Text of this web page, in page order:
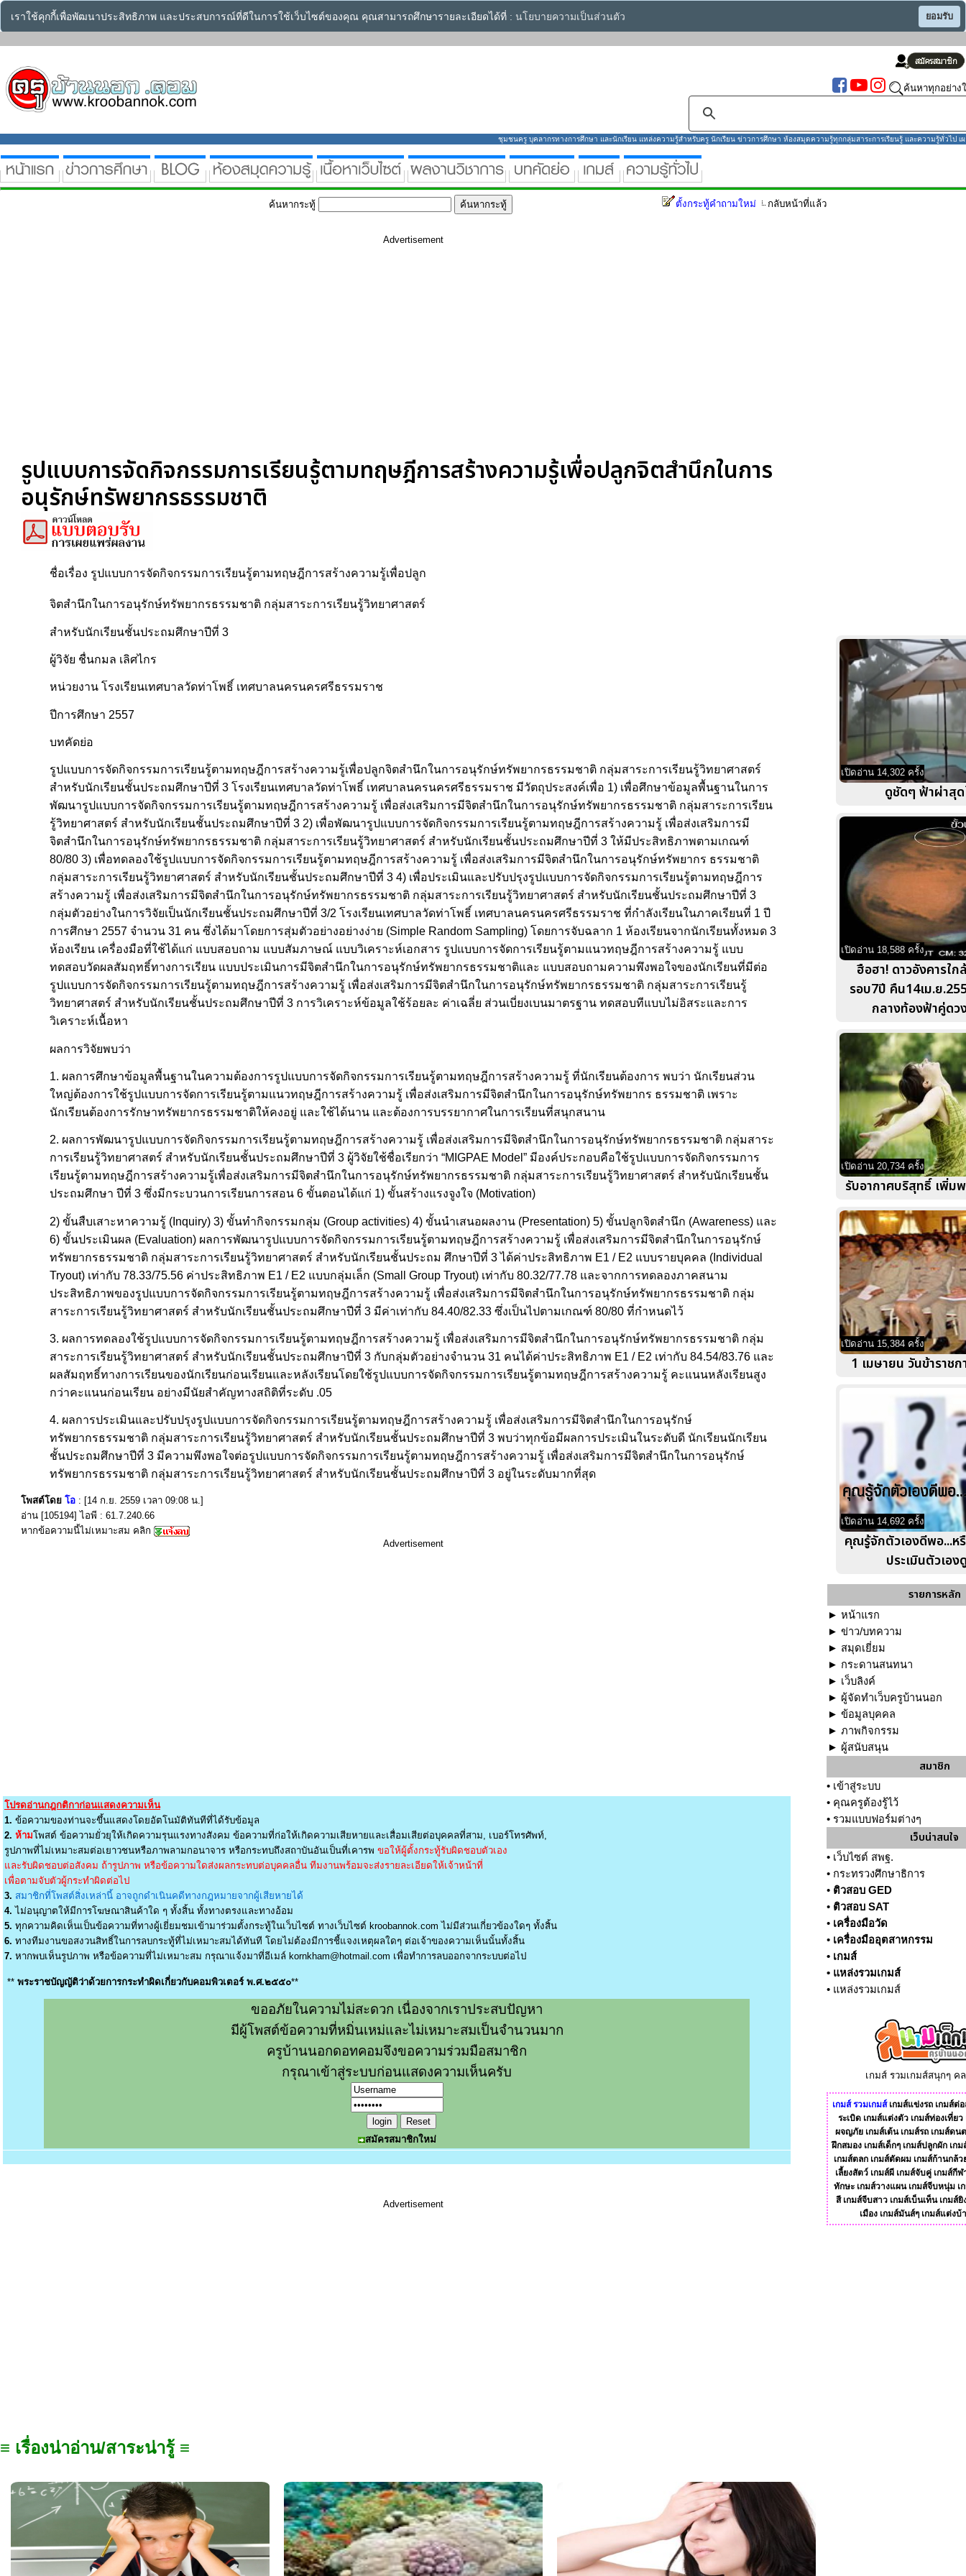
เราใช้คุกกี้เพื่อพัฒนาประสิทธิภาพ และประสบการณ์ที่ดีในการใช้เว็บไซต์ของคุณ คุณสามารถศึกษารายละเอียดได้ที่ : นโยบายความเป็นส่วนตัว ยอมรับ
ค้นหาทุกอย่าง
ชุมชนครู บุคลากรทางการศึกษา และนักเรียน แหล่งความรู้สำหรับครู นักเรียน ข่าวการศึกษา ห้องสมุดความรู้ทุกกลุ่มสาระการเรียนรู้ และความรู้ทั่วไป เ
ค้นหากระทู้ ตั้งกระทู้คำถามใหม่ กลับหน้าที่แล้ว
Advertisement
รูปแบบการจัดกิจกรรมการเรียนรู้ตามทฤษฎีการสร้างความรู้เพื่อปลูกจิตสำนึกในการ
อนุรักษ์ทรัพยากรธรรมชาติ
ชื่อเรื่อง รูปแบบการจัดกิจกรรมการเรียนรู้ตามทฤษฎีการสร้างความรู้เพื่อปลูก
จิตสำนึกในการอนุรักษ์ทรัพยากรธรรมชาติ กลุ่มสาระการเรียนรู้วิทยาศาสตร์
สำหรับนักเรียนชั้นประถมศึกษาปีที่ 3
ผู้วิจัย ชื่นกมล เลิศไกร
หน่วยงาน โรงเรียนเทศบาลวัดท่าโพธิ์ เทศบาลนครนครศรีธรรมราช
ปีการศึกษา 2557
บทคัดย่อ
รูปแบบการจัดกิจกรรมการเรียนรู้ตามทฤษฎีการสร้างความรู้เพื่อปลูกจิตสำนึกในการอนุรักษ์ทรัพยากรธรรมชาติ กลุ่มสาระการเรียนรู้วิทยาศาสตร์
สำหรับนักเรียนชั้นประถมศึกษาปีที่ 3 โรงเรียนเทศบาลวัดท่าโพธิ์ เทศบาลนครนครศรีธรรมราช มีวัตถุประสงค์เพื่อ 1) เพื่อศึกษาข้อมูลพื้นฐานในการ
พัฒนารูปแบบการจัดกิจกรรมการเรียนรู้ตามทฤษฎีการสร้างความรู้ เพื่อส่งเสริมการมีจิตสำนึกในการอนุรักษ์ทรัพยากรธรรมชาติ กลุ่มสาระการเรียน
รู้วิทยาศาสตร์ สำหรับนักเรียนชั้นประถมศึกษาปีที่ 3 2) เพื่อพัฒนารูปแบบการจัดกิจกรรมการเรียนรู้ตามทฤษฎีการสร้างความรู้ เพื่อส่งเสริมการมี
จิตสำนึกในการอนุรักษ์ทรัพยากรธรรมชาติ กลุ่มสาระการเรียนรู้วิทยาศาสตร์ สำหรับนักเรียนชั้นประถมศึกษาปีที่ 3 ให้มีประสิทธิภาพตามเกณฑ์
80/80 3) เพื่อทดลองใช้รูปแบบการจัดกิจกรรมการเรียนรู้ตามทฤษฎีการสร้างความรู้ เพื่อส่งเสริมการมีจิตสำนึกในการอนุรักษ์ทรัพยากร ธรรมชาติ
กลุ่มสาระการเรียนรู้วิทยาศาสตร์ สำหรับนักเรียนชั้นประถมศึกษาปีที่ 3 4) เพื่อประเมินและปรับปรุงรูปแบบการจัดกิจกรรมการเรียนรู้ตามทฤษฎีการ
สร้างความรู้ เพื่อส่งเสริมการมีจิตสำนึกในการอนุรักษ์ทรัพยากรธรรมชาติ กลุ่มสาระการเรียนรู้วิทยาศาสตร์ สำหรับนักเรียนชั้นประถมศึกษาปีที่ 3
กลุ่มตัวอย่างในการวิจัยเป็นนักเรียนชั้นประถมศึกษาปีที่ 3/2 โรงเรียนเทศบาลวัดท่าโพธิ์ เทศบาลนครนครศรีธรรมราช ที่กำลังเรียนในภาคเรียนที่ 1 ปี
การศึกษา 2557 จำนวน 31 คน ซึ่งได้มาโดยการสุ่มตัวอย่างอย่างง่าย (Simple Random Sampling) โดยการจับฉลาก 1 ห้องเรียนจากนักเรียนทั้งหมด 3
ห้องเรียน เครื่องมือที่ใช้ได้แก่ แบบสอบถาม แบบสัมภาษณ์ แบบวิเคราะห์เอกสาร รูปแบบการจัดการเรียนรู้ตามแนวทฤษฎีการสร้างความรู้ แบบ
ทดสอบวัดผลสัมฤทธิ์ทางการเรียน แบบประเมินการมีจิตสำนึกในการอนุรักษ์ทรัพยากรธรรมชาติและ แบบสอบถามความพึงพอใจของนักเรียนที่มีต่อ
รูปแบบการจัดกิจกรรมการเรียนรู้ตามทฤษฎีการสร้างความรู้ เพื่อส่งเสริมการมีจิตสำนึกในการอนุรักษ์ทรัพยากรธรรมชาติ กลุ่มสาระการเรียนรู้
วิทยาศาสตร์ สำหรับนักเรียนชั้นประถมศึกษาปีที่ 3 การวิเคราะห์ข้อมูลใช้ร้อยละ ค่าเฉลี่ย ส่วนเบี่ยงเบนมาตรฐาน ทดสอบทีแบบไม่อิสระและการ
วิเคราะห์เนื้อหา
ผลการวิจัยพบว่า
1. ผลการศึกษาข้อมูลพื้นฐานในความต้องการรูปแบบการจัดกิจกรรมการเรียนรู้ตามทฤษฎีการสร้างความรู้ ที่นักเรียนต้องการ พบว่า นักเรียนส่วน
ใหญ่ต้องการใช้รูปแบบการจัดการเรียนรู้ตามแนวทฤษฎีการสร้างความรู้ เพื่อส่งเสริมการมีจิตสำนึกในการอนุรักษ์ทรัพยากร ธรรมชาติ เพราะ
นักเรียนต้องการรักษาทรัพยากรธรรมชาติให้คงอยู่ และใช้ได้นาน และต้องการบรรยากาศในการเรียนที่สนุกสนาน
2. ผลการพัฒนารูปแบบการจัดกิจกรรมการเรียนรู้ตามทฤษฎีการสร้างความรู้ เพื่อส่งเสริมการมีจิตสำนึกในการอนุรักษ์ทรัพยากรธรรมชาติ กลุ่มสาระ
การเรียนรู้วิทยาศาสตร์ สำหรับนักเรียนชั้นประถมศึกษาปีที่ 3 ผู้วิจัยใช้ชื่อเรียกว่า “MIGPAE Model” มีองค์ประกอบคือใช้รูปแบบการจัดกิจกรรมการ
เรียนรู้ตามทฤษฎีการสร้างความรู้เพื่อส่งเสริมการมีจิตสำนึกในการอนุรักษ์ทรัพยากรธรรมชาติ กลุ่มสาระการเรียนรู้วิทยาศาสตร์ สำหรับนักเรียนชั้น
ประถมศึกษา ปีที่ 3 ซึ่งมีกระบวนการเรียนการสอน 6 ขั้นตอนได้แก่ 1) ขั้นสร้างแรงจูงใจ (Motivation)
2) ขั้นสืบเสาะหาความรู้ (Inquiry) 3) ขั้นทำกิจกรรมกลุ่ม (Group activities) 4) ขั้นนำเสนอผลงาน (Presentation) 5) ขั้นปลูกจิตสำนึก (Awareness) และ
6) ขั้นประเมินผล (Evaluation) ผลการพัฒนารูปแบบการจัดกิจกรรมการเรียนรู้ตามทฤษฎีการสร้างความรู้ เพื่อส่งเสริมการมีจิตสำนึกในการอนุรักษ์
ทรัพยากรธรรมชาติ กลุ่มสาระการเรียนรู้วิทยาศาสตร์ สำหรับนักเรียนชั้นประถม ศึกษาปีที่ 3 ได้ค่าประสิทธิภาพ E1 / E2 แบบรายบุคคล (Individual
Tryout) เท่ากับ 78.33/75.56 ค่าประสิทธิภาพ E1 / E2 แบบกลุ่มเล็ก (Small Group Tryout) เท่ากับ 80.32/77.78 และจากการทดลองภาคสนาม
ประสิทธิภาพของรูปแบบการจัดกิจกรรมการเรียนรู้ตามทฤษฎีการสร้างความรู้ เพื่อส่งเสริมการมีจิตสำนึกในการอนุรักษ์ทรัพยากรธรรมชาติ กลุ่ม
สาระการเรียนรู้วิทยาศาสตร์ สำหรับนักเรียนชั้นประถมศึกษาปีที่ 3 มีค่าเท่ากับ 84.40/82.33 ซึ่งเป็นไปตามเกณฑ์ 80/80 ที่กำหนดไว้
3. ผลการทดลองใช้รูปแบบการจัดกิจกรรมการเรียนรู้ตามทฤษฎีการสร้างความรู้ เพื่อส่งเสริมการมีจิตสำนึกในการอนุรักษ์ทรัพยากรธรรมชาติ กลุ่ม
สาระการเรียนรู้วิทยาศาสตร์ สำหรับนักเรียนชั้นประถมศึกษาปีที่ 3 กับกลุ่มตัวอย่างจำนวน 31 คนได้ค่าประสิทธิภาพ E1 / E2 เท่ากับ 84.54/83.76 และ
ผลสัมฤทธิ์ทางการเรียนของนักเรียนก่อนเรียนและหลังเรียนโดยใช้รูปแบบการจัดกิจกรรมการเรียนรู้ตามทฤษฎีการสร้างความรู้ คะแนนหลังเรียนสูง
กว่าคะแนนก่อนเรียน อย่างมีนัยสำคัญทางสถิติที่ระดับ .05
4. ผลการประเมินและปรับปรุงรูปแบบการจัดกิจกรรมการเรียนรู้ตามทฤษฎีการสร้างความรู้ เพื่อส่งเสริมการมีจิตสำนึกในการอนุรักษ์
ทรัพยากรธรรมชาติ กลุ่มสาระการเรียนรู้วิทยาศาสตร์ สำหรับนักเรียนชั้นประถมศึกษาปีที่ 3 พบว่าทุกข้อมีผลการประเมินในระดับดี นักเรียนนักเรียน
ชั้นประถมศึกษาปีที่ 3 มีความพึงพอใจต่อรูปแบบการจัดกิจกรรมการเรียนรู้ตามทฤษฎีการสร้างความรู้ เพื่อส่งเสริมการมีจิตสำนึกในการอนุรักษ์
ทรัพยากรธรรมชาติ กลุ่มสาระการเรียนรู้วิทยาศาสตร์ สำหรับนักเรียนชั้นประถมศึกษาปีที่ 3 อยู่ในระดับมากที่สุด
โพสต์โดย โอ : [14 ก.ย. 2559 เวลา 09:08 น.]
อ่าน [105194] ไอพี : 61.7.240.66
หากข้อความนี้ไม่เหมาะสม คลิก
Advertisement
โปรดอ่านกฎกติกาก่อนแสดงความเห็น
1. ข้อความของท่านจะขึ้นแสดงโดยอัตโนมัติทันทีที่ได้รับข้อมูล
2. ห้ามโพสต์ ข้อความยั่วยุให้เกิดความรุนแรงทางสังคม ข้อความที่ก่อให้เกิดความเสียหายและเสื่อมเสียต่อบุคคลที่สาม, เบอร์โทรศัพท์,
รูปภาพที่ไม่เหมาะสมต่อเยาวชนหรือภาพลามกอนาจาร หรือกระทบถึงสถาบันอันเป็นที่เคารพ ขอให้ผู้ตั้งกระทู้รับผิดชอบตัวเอง
และรับผิดชอบต่อสังคม ถ้ารูปภาพ หรือข้อความใดส่งผลกระทบต่อบุคคลอื่น ทีมงานพร้อมจะส่งรายละเอียดให้เจ้าหน้าที่
เพื่อตามจับตัวผู้กระทำผิดต่อไป
3. สมาชิกที่โพสต์สิ่งเหล่านี้ อาจถูกดำเนินคดีทางกฎหมายจากผู้เสียหายได้
4. ไม่อนุญาตให้มีการโฆษณาสินค้าใด ๆ ทั้งสิ้น ทั้งทางตรงและทางอ้อม
5. ทุกความคิดเห็นเป็นข้อความที่ทางผู้เยี่ยมชมเข้ามาร่วมตั้งกระทู้ในเว็บไซต์ ทางเว็บไซต์ kroobannok.com ไม่มีส่วนเกี่ยวข้องใดๆ ทั้งสิ้น
6. ทางทีมงานขอสงวนสิทธิ์ในการลบกระทู้ที่ไม่เหมาะสมได้ทันที โดยไม่ต้องมีการชี้แจงเหตุผลใดๆ ต่อเจ้าของความเห็นนั้นทั้งสิ้น
7. หากพบเห็นรูปภาพ หรือข้อความที่ไม่เหมาะสม กรุณาแจ้งมาที่อีเมล์ kornkham@hotmail.com เพื่อทำการลบออกจากระบบต่อไป
** พระราชบัญญัติว่าด้วยการกระทำผิดเกี่ยวกับคอมพิวเตอร์ พ.ศ.๒๕๕๐**
ขออภัยในความไม่สะดวก เนื่องจากเราประสบปัญหา
มีผู้โพสต์ข้อความที่หมิ่นเหม่และไม่เหมาะสมเป็นจำนวนมาก
ครูบ้านนอกดอทคอมจึงขอความร่วมมือสมาชิก
กรุณาเข้าสู่ระบบก่อนแสดงความเห็นครับ
สมัครสมาชิกใหม่
Advertisement
≡ เรื่องน่าอ่าน/สาระน่ารู้ ≡
เปิดอ่าน 14,302 ครั้ง
ดูชัดๆ ฟ้าผ่าสุ
เปิดอ่าน 18,588 ครั้ง
ฮือฮา! ดาวอังคารใ
รอบ7ปี คืน14เม.ย
กลางท้องฟ้าคู่ดว
เปิดอ่าน 20,734 ครั้ง
รับอากาศบริสุทธิ์ เพิ่ม
เปิดอ่าน 15,384 ครั้ง
1 เมษายน วันข้าราช
เปิดอ่าน 14,692 ครั้ง
คุณรู้จักตัวเองดีพอ...ห
ประเมินตัวเอ
รายการหลัก
► หน้าแรก
► ข่าว/บทความ
► สมุดเยี่ยม
► กระดานสนทนา
► เว็บลิงค์
► ผู้จัดทำเว็บครูบ้านนอก
► ข้อมูลบุคคล
► ภาพกิจกรรม
► ผู้สนับสนุน
สมาชิก
• เข้าสู่ระบบ
• คุณครูต้องรู้ไว้
• รวมแบบฟอร์มต่างๆ
เว็บน่าสนใจ
• เว็บไซต์ สพฐ.
• กระทรวงศึกษาธิการ
• ติวสอบ GED
• ติวสอบ SAT
• เครื่องมือวัด
• เครื่องมืออุตสาหกรรม
• เกมส์
• แหล่งรวมเกมส์
• แหล่งรวมเกมส์
เกมส์ รวมเกมส์สนุกๆ ค
เกมส์ รวมเกมส์ เกมส์แข่งรถ เกมส์ต่อ
ระเบิด เกมส์แต่งตัว เกมส์ท่องเที่ยว
ผจญภัย เกมส์เต้น เกมส์รถ เกมส์ดน
ฝึกสมอง เกมส์เด็กๆ เกมส์ปลูกผัก เก
เกมส์ตลก เกมส์ตัดผม เกมส์ก้านกล้ว
เลี้ยงสัตว์ เกมส์ผี เกมส์จับคู่ เกมส์กีฬ
ทักษะ เกมส์วางแผน เกมส์จีบหนุ่ม เ
สี เกมส์จีบสาว เกมส์เบ็นเท็น เกมส์ยิ
เมือง เกมส์มันส์ๆ เกมส์แต่งบ้